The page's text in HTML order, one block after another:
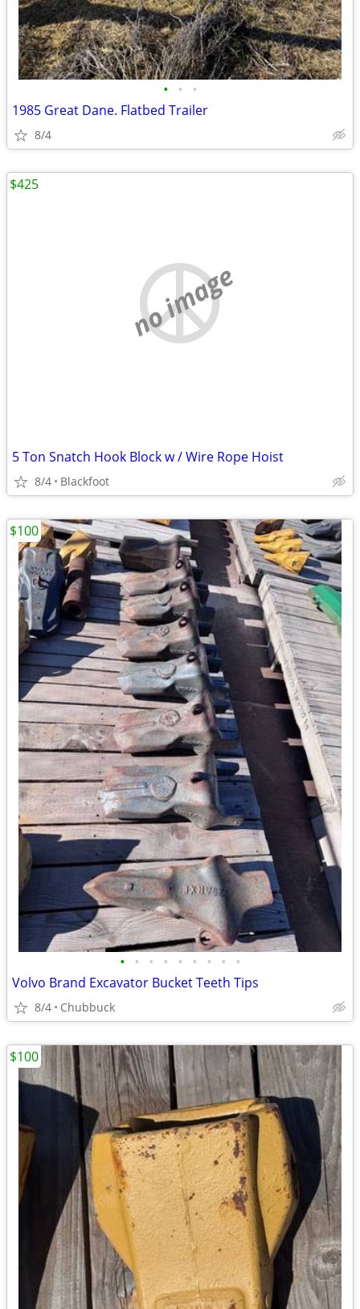
• • •
1985 Great Dane. Flatbed Trailer
8/4
no image
5 Ton Snatch Hook Block w / Wire Rope Hoist
8/4 Blackfoot
$425
• • • • • • • • •
Volvo Brand Excavator Bucket Teeth Tips
8/4 Chubbuck
$100
$100